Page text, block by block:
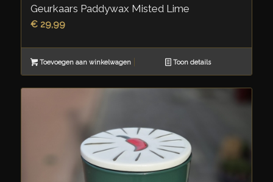
Geurkaars Paddywax Misted Lime
€29,99
Toevoegen aan winkelwagen Toon details